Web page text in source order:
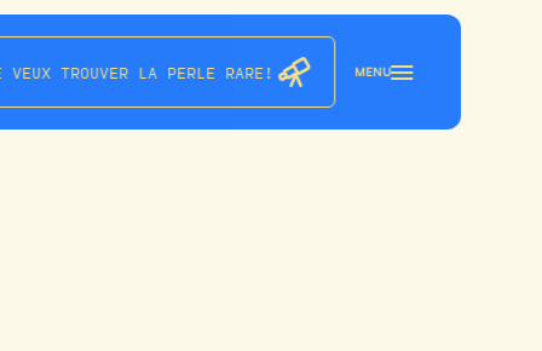
VEUX TROUVER LA PERLE RARE! MENU